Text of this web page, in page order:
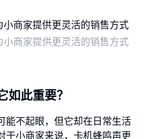
商家提供更灵活的销售方式
如此重要？
能不起眼，但它却在日常生活
于小商家来说，卡机蜂鸣声更